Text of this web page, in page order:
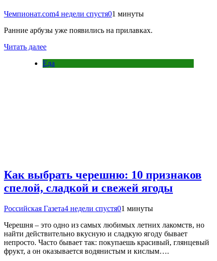
Чемпионат.com4 недели спустя01 минуты
Ранние арбузы уже появились на прилавках.
Читать далее
Еда
Как выбрать черешню: 10 признаков
спелой, сладкой и свежей ягоды
Российская Газета4 недели спустя01 минуты
Черешня – это одно из самых любимых летних лакомств, но
найти действительно вкусную и сладкую ягоду бывает
непросто. Часто бывает так: покупаешь красивый, глянцевый
фрукт, а он оказывается водянистым и кислым….